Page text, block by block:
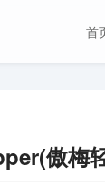
首
傲梅